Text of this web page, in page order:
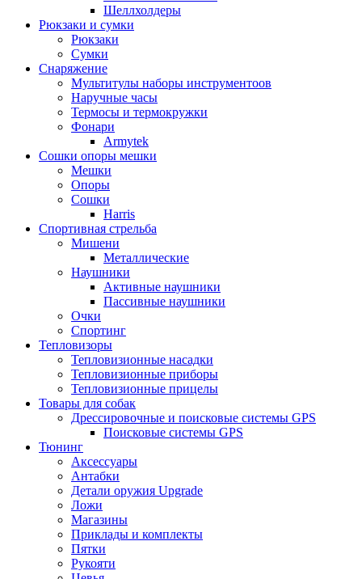
Шеллхолдеры
Рюкзаки и сумки
Рюкзаки
Сумки
Снаряжение
Мультитулы наборы инструментоов
Наручные часы
Термосы и термокружки
Фонари
Armytek
Сошки опоры мешки
Мешки
Опоры
Сошки
Harris
Спортивная стрельба
Мишени
Металлические
Наушники
Активные наушники
Пассивные наушники
Очки
Спортинг
Тепловизоры
Тепловизионные насадки
Тепловизионные приборы
Тепловизионные прицелы
Товары для собак
Дрессировочные и поисковые системы GPS
Поисковые системы GPS
Тюнинг
Аксессуары
Антабки
Детали оружия Upgrade
Ложи
Магазины
Приклады и комплекты
Пятки
Рукояти